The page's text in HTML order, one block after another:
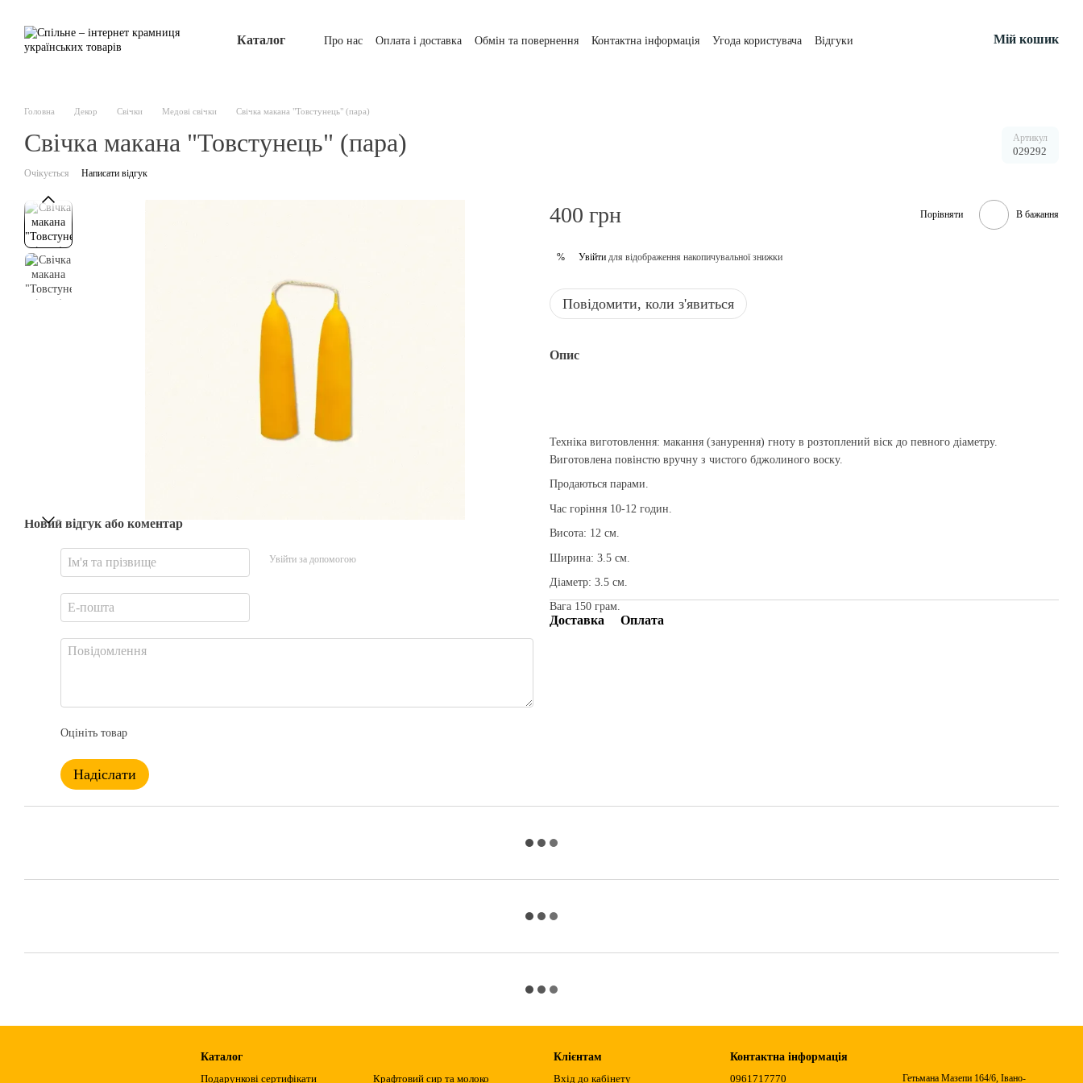
Каталог Про нас Оплата і доставка Обмін та повернення Контактна інформація Угода користувача Відгуки Мій кошик
Головна Декор Свічки Медові свічки Cвічка макана "Товстунець" (пара)
Cвічка макана "Товстунець" (пара) Артикул
029292
Очікується Написати відгук
Новий відгук або коментар
Увійти за допомогою
Оцініть товар
Надіслати
400 грн Порівняти В бажання
% Увійти для відображення накопичувальної знижки
Повідомити, коли з'явиться
Опис
Техніка виготовлення: макання (занурення) гноту в розтоплений віск до певного діаметру.
Виготовлена повінстю вручну з чистого бджолиного воску.
Продаються парами.
Час горіння 10-12 годин.
Висота: 12 см.
Ширина: 3.5 см.
Діаметр: 3.5 см.
Вага 150 грам.
Доставка Оплата
Каталог
Подарункові сертифікати
Крафтовий сир та молоко
Клієнтам
Вхід до кабінету
Контактна інформація
0961717770
Гетьмана Мазепи 164/6, Івано-